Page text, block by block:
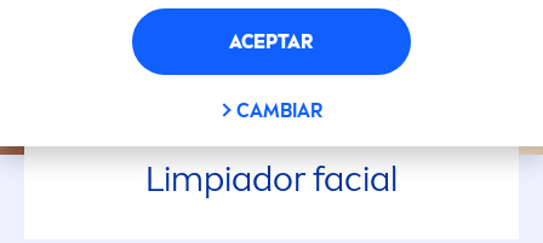
ACEPTAR
CAMBIAR
Limpiador facial